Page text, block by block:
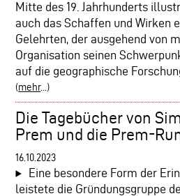
Mitte des 19. Jahrhunderts
auch das Schaffen und Wirken
Gelehrten, der ausgehend von
Organisation seinen
auf die geographische
(mehr...)
Die Tagebücher von
Prem und die Prem-
16.10.2023
Eine besondere Form der
leistete die Gründungsgruppe